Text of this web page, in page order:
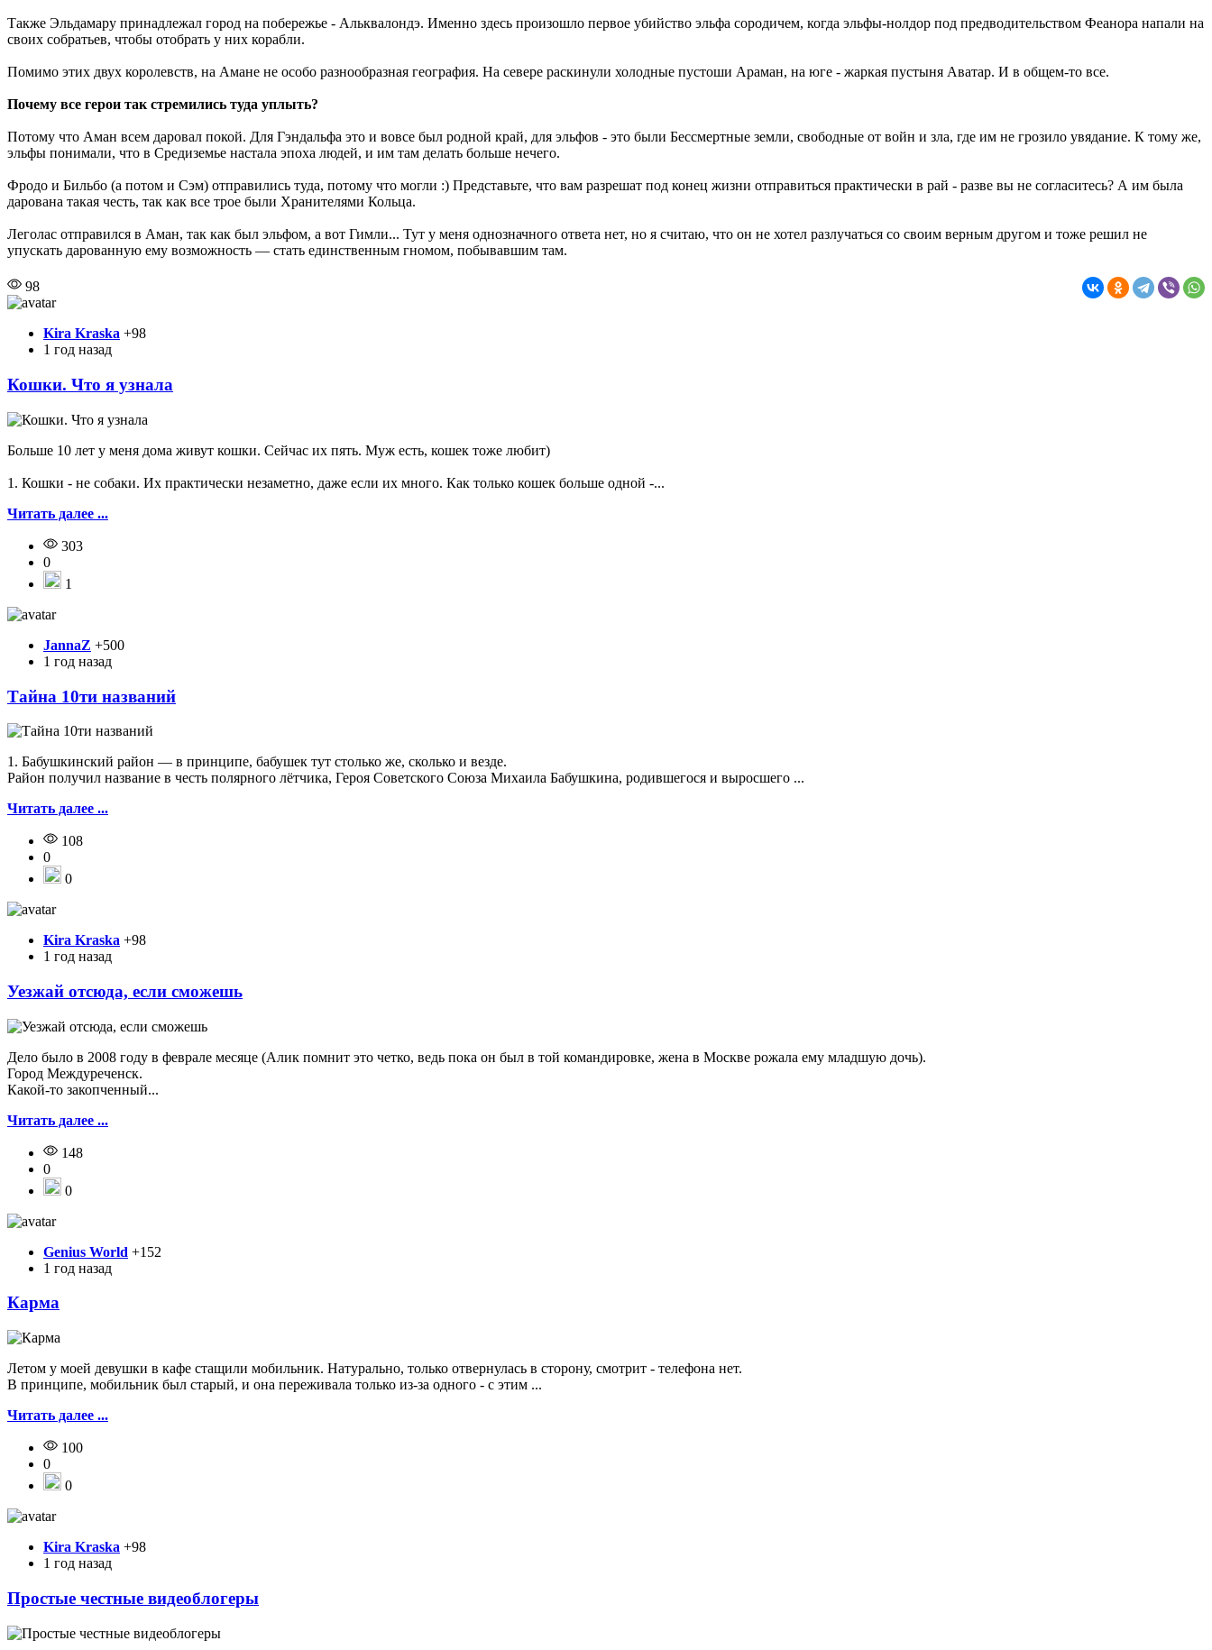
Также Эльдамару принадлежал город на побережье - Альквалондэ. Именно здесь произошло первое убийство эльфа сородичем, когда эльфы-нолдор под предводительством Феанора напали на
своих собратьев, чтобы отобрать у них корабли.
Помимо этих двух королевств, на Амане не особо разнообразная география. На севере раскинули холодные пустоши Араман, на юге - жаркая пустыня Аватар. И в общем-то все.
Почему все герои так стремились туда уплыть?
Потому что Аман всем даровал покой. Для Гэндальфа это и вовсе был родной край, для эльфов - это были Бессмертные земли, свободные от войн и зла, где им не грозило увядание. К тому же,
эльфы понимали, что в Средиземье настала эпоха людей, и им там делать больше нечего.
Фродо и Бильбо (а потом и Сэм) отправились туда, потому что могли :) Представьте, что вам разрешат под конец жизни отправиться практически в рай - разве вы не согласитесь? А им была
дарована такая честь, так как все трое были Хранителями Кольца.
Леголас отправился в Аман, так как был эльфом, а вот Гимли... Тут у меня однозначного ответа нет, но я считаю, что он не хотел разлучаться со своим верным другом и тоже решил не
упускать дарованную ему возможность — стать единственным гномом, побывавшим там.
98
Kira Kraska +98
1 год назад
Кошки. Что я узнала
Больше 10 лет у меня дома живут кошки. Сейчас их пять. Муж есть, кошек тоже любит)
1. Кошки - не собаки. Их практически незаметно, даже если их много. Как только кошек больше одной -...
Читать далее ...
303
0
1
JannaZ +500
1 год назад
Тайна 10ти названий
1. Бабушкинский район — в принципе, бабушек тут столько же, сколько и везде.
Район получил название в честь полярного лётчика, Героя Советского Союза Михаила Бабушкина, родившегося и выросшего ...
Читать далее ...
108
0
0
Kira Kraska +98
1 год назад
Уезжай отсюда, если сможешь
Дело было в 2008 году в феврале месяце (Алик помнит это четко, ведь пока он был в той командировке, жена в Москве рожала ему младшую дочь).
Город Междуреченск.
Какой-то закопченный...
Читать далее ...
148
0
0
Genius World +152
1 год назад
Карма
Летом у моей девушки в кафе стащили мобильник. Натурально, только отвернулась в сторону, смотрит - телефона нет.
В принципе, мобильник был старый, и она переживала только из-за одного - с этим ...
Читать далее ...
100
0
0
Kira Kraska +98
1 год назад
Простые честные видеоблогеры